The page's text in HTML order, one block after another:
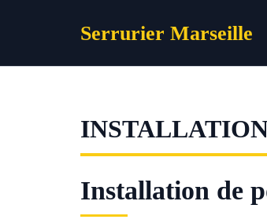
Serrurier Marseille
Installation de